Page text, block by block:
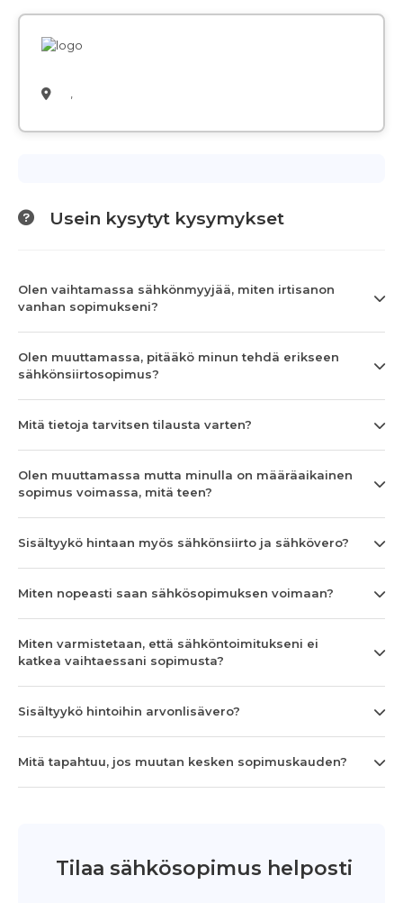
,
Usein kysytyt kysymykset
Olen vaihtamassa sähkönmyyjää, miten irtisanon
vanhan sopimukseni?
Olen muuttamassa, pitääkö minun tehdä erikseen
sähkönsiirtosopimus?
Mitä tietoja tarvitsen tilausta varten?
Olen muuttamassa mutta minulla on määräaikainen
sopimus voimassa, mitä teen?
Sisältyykö hintaan myös sähkönsiirto ja sähkövero?
Miten nopeasti saan sähkösopimuksen voimaan?
Miten varmistetaan, että sähköntoimitukseni ei
katkea vaihtaessani sopimusta?
Sisältyykö hintoihin arvonlisävero?
Mitä tapahtuu, jos muutan kesken sopimuskauden?
Tilaa sähkösopimus helposti